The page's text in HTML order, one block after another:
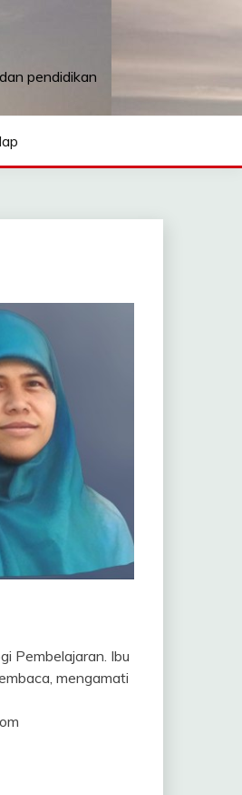
pendidikan
Pembelajaran. Ibu
mengamati